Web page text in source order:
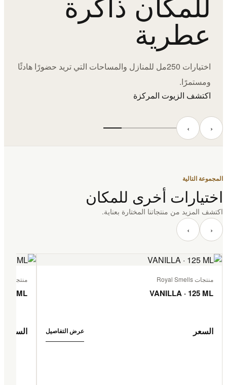
عطرية
اختيارات 250مل للمنازل والمساحات التي تريد حضورًا هادئًا
ومستمرًا.
اكتشف الزيوت المركزة
‹ ›
المجموعة التالية
اختيارات أخرى للمكان
اكتشف المزيد من منتجاتنا المختارة بعناية.
‹ ›
منتجات Royal Smells
VANILLA · 125 ML
السعر عرض التفاصيل
منتجات Royal Smells
ML
السعر